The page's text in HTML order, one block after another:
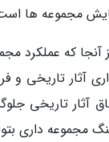
مجموعه ها
آنجا که عملکرد
آثار تاریخی و
آثار تاریخی
مجموعه داری